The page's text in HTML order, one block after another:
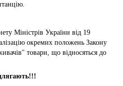
Міністрів України від 19
окремих положень Закону
товари, що відносяться до